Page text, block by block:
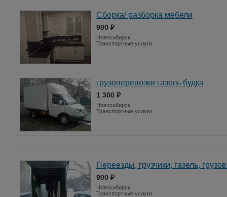
Сборка/ разборка мебели
900 ₽
Новосибирск
Транспортные услуги
грузоперевозки газель будка
1 300 ₽
Новосибирск
Транспортные услуги
Переезды, грузчики, газель,
900 ₽
Новосибирск
Транспортные услуги